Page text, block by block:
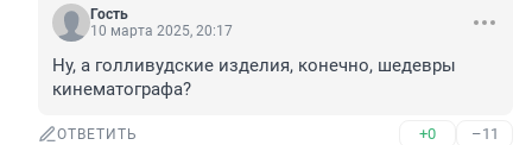
Гость
10 марта 2025, 20:17
Ну, а голливудские изделия, конечно, шедевры
кинематографа?
ОТВЕТИТЬ +0 –11